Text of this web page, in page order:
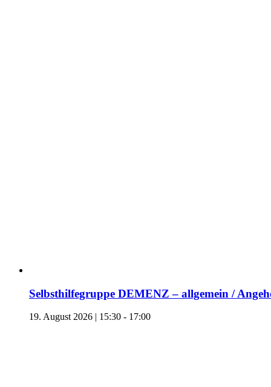
Selbsthilfegruppe DEMENZ – allgemein /
19. August 2026 | 15:30 - 17:00